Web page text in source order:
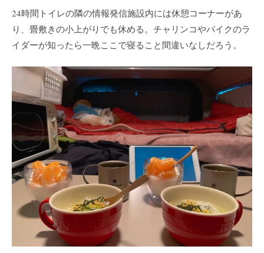
24時間トイレの隣の情報発信施設内には休憩コーナーがあ
り、畳敷きの小上がりでも休める。チャリンコやバイクのラ
イダーが知ったら一晩ここで寝ること間違いなしだろう。